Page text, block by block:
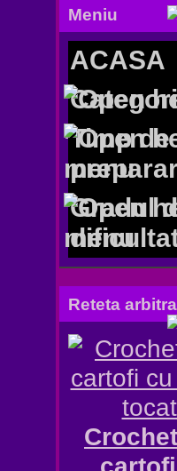
Meniu
ACASA
Timp de
Gradul
Reteta